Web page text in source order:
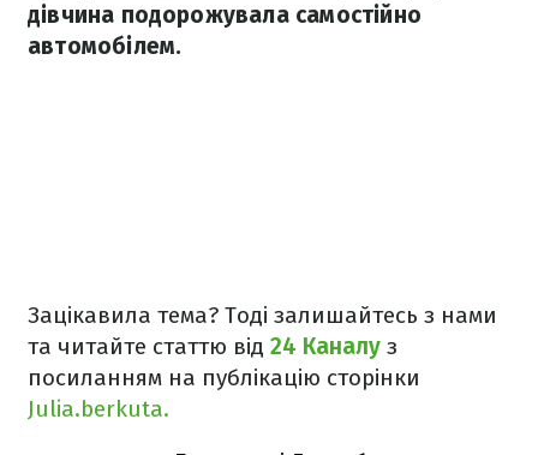
дівчина подорожувала самостійно
автомобілем.
Зацікавила тема? Тоді залишайтесь з нами
та читайте статтю від 24 Каналу з
посиланням на публікацію сторінки
Julia.berkuta.